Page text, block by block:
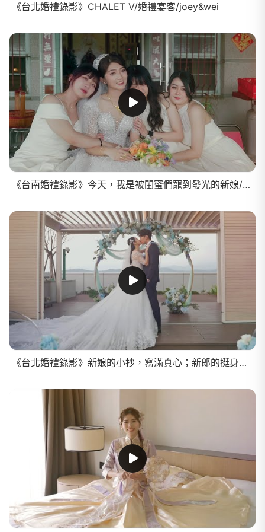
《台北婚禮錄影》CHALET V/婚禮宴客/joey&wei
《台南婚禮錄影》今天，我是被閨蜜們寵到發光的新娘/SDE快剪快播
《台北婚禮錄影》新娘的小抄，寫滿真心；新郎的挺身，證明真愛/SDE快剪快播